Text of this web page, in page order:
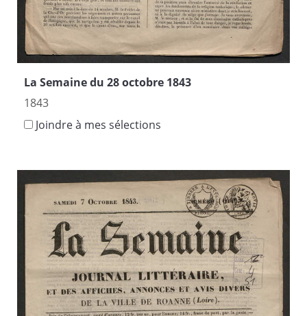
La Semaine du 28 octobre 1843
1843
Joindre à mes sélections